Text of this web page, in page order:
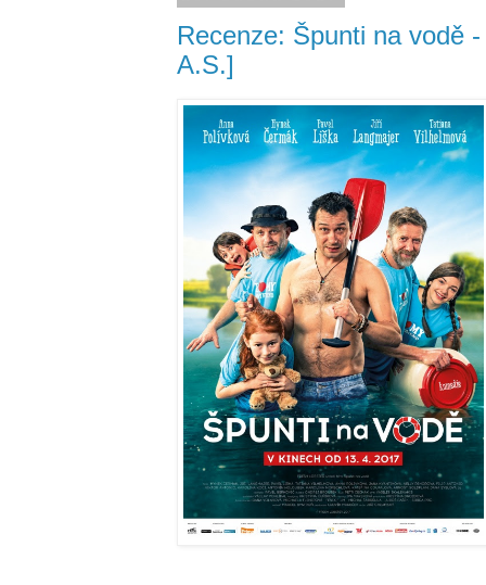
Recenze: Špunti na vodě
A.S.]